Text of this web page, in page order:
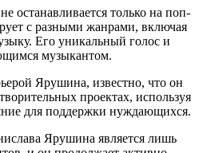
останавливается только на поп-
с разными жанрами, включая
Его уникальный голос и
музыкантом.
Ярушина, известно, что он
проектах, используя
для поддержки нуждающихся.
Ярушина является лишь